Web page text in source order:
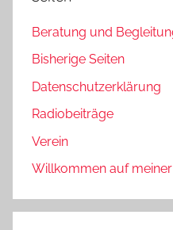
Beratung und
Bisherige Seiten
Datenschutzerklärung
Radiobeiträge
Verein
Willkommen auf